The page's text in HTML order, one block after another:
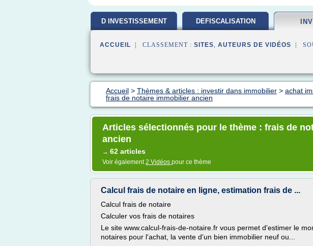
D INVESTISSEMENT DEFISCALISATION
ACCUEIL | CLASSEMENT : SITES, AUTEURS DE VIDÉOS |
Accueil > Thèmes & articles : investir dans immobilier > achat
frais de notaire immobilier ancien
Articles sélectionnés pour le thème : frais de
ancien
→ 62 articles
Voir également2 Vidéos pour ce thème
Calcul frais de notaire en ligne, estimation frais de ...
Calcul frais de notaire
Calculer vos frais de notaires
Le site www.calcul-frais-de-notaire.fr vous permet d'estimer le
notaires pour l'achat, la vente d'un bien immobilier neuf ou...